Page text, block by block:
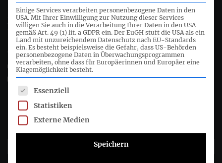
Joachimsthaler Str. 34
10719 Berlin
+49 (0)30 20 64 12 - 0
+49 (0)30 20 64 12 - 15
info@drsc.de
Folgen Sie dem DRSC
Einige Services verarbeiten personenbezogene Daten in den
USA. Mit Ihrer Einwilligung zur Nutzung dieser Services
willigen Sie auch in die Verarbeitung Ihrer Daten in den USA
gemäß Art. 49 (1) lit. a GDPR ein. Der EuGH stuft die USA als ein
Land mit unzureichendem Datenschutz nach EU-Standards
ein. Es besteht beispielsweise die Gefahr, dass US-Behörden
personenbezogene Daten in Überwachungsprogrammen
verarbeiten, ohne dass für Europäerinnen und Europäer eine
Klagemöglichkeit besteht.
Es folgt eine Liste der Service-Gruppen, für die eine
Essenziell
Statistiken
Externe Medien
Speichern